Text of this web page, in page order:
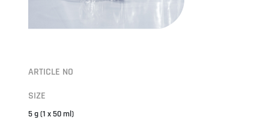
ARTICLE NO
SIZE
5 g (1 x 50 ml)